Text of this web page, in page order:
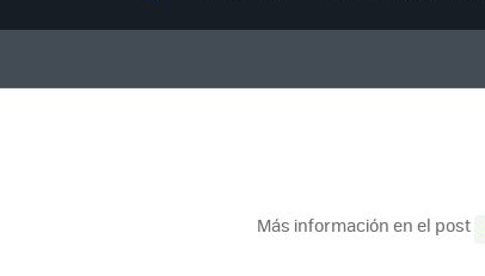
Más información en el post